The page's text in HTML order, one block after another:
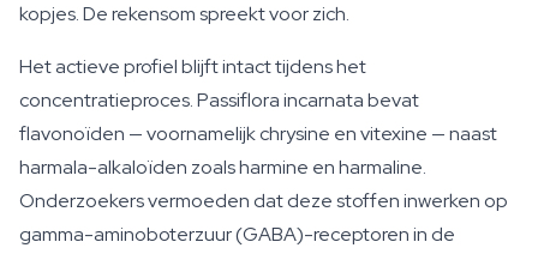
kopjes. De rekensom spreekt voor zich.
Het actieve profiel blijft intact tijdens het
concentratieproces.Passiflora incarnatabevat
flavonoïden — voornamelijk chrysine en vitexine — naast
harmala-alkaloïden zoals harmine en harmaline.
Onderzoekers vermoeden dat deze stoffen inwerken op
gamma-aminoboterzuur (GABA)-receptoren in de